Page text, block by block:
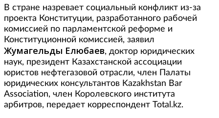
В стране назревает социальный конфликт из-за
проекта Конституции, разработанного рабочей
комиссией по парламентской реформе и
Конституционной комиссией, заявил
Жумагельды Елюбаев, доктор юридических
наук, президент Казахстанской ассоциации
юристов нефтегазовой отрасли, член Палаты
юридических консультантов Kazakhstan Bar
Association, член Королевского института
арбитров, передает корреспондент Total.kz.